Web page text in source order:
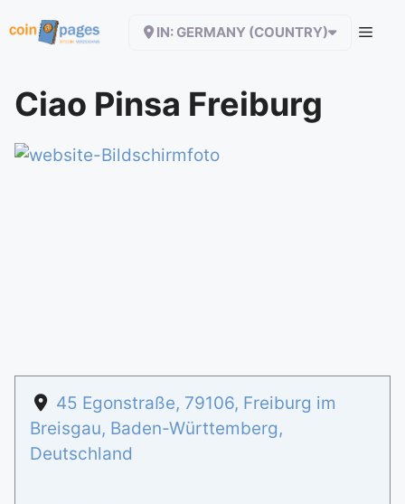
Inhalt
IN: GERMANY (COUNTRY)
Ciao Pinsa Freiburg
45 Egonstraße, 79106, Freiburg im
Breisgau, Baden-Württemberg,
Deutschland